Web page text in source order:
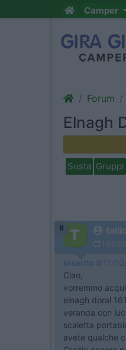
Camper
Forum
Elnagh
Sosta Gruppi
9
11/02/
Inserito il 11/
Ciao,
vorremmo
elnagh doral
veranda con
scaletta
avete qualche